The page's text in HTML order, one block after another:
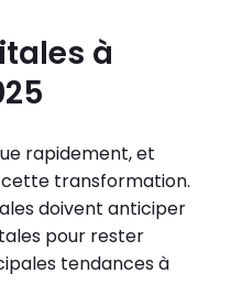
à
rapidement, et
cette transformation.
doivent anticiper
pour rester
tendances à